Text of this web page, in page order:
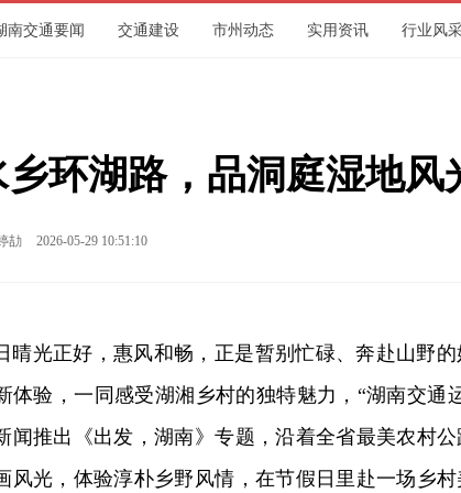
南交通要闻 交通建设 市州动态 实用资讯 行业风
环湖路，品洞庭湿地风
劼 2026-05-29 10:51:10
晴光正好，惠风和畅，正是暂别忙碌、奔赴山野
体验，一同感受湖湘乡村的独特魅力，“湖南交通
闻推出《出发，湖南》专题，沿着全省最美农村公
风光，体验淳朴乡野风情，在节假日里赴一场乡